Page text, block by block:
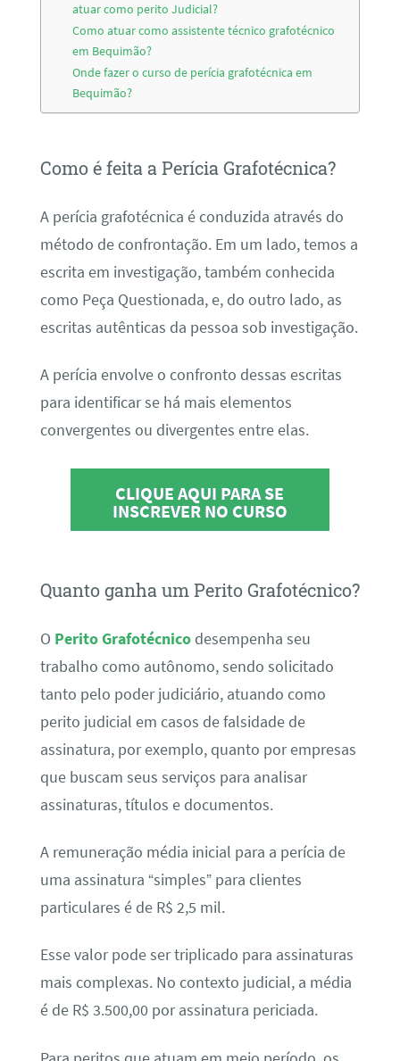
atuar como perito Judicial?
Como atuar como assistente técnico grafotécnico
em Bequimão?
Onde fazer o curso de perícia grafotécnica em
Bequimão?
Como é feita a Perícia Grafotécnica?
A perícia grafotécnica é conduzida através do
método de confrontação. Em um lado, temos a
escrita em investigação, também conhecida
como Peça Questionada, e, do outro lado, as
escritas autênticas da pessoa sob investigação.
A perícia envolve o confronto dessas escritas
para identificar se há mais elementos
convergentes ou divergentes entre elas.
CLIQUE AQUI PARA SE
INSCREVER NO CURSO
Quanto ganha um Perito Grafotécnico?
O Perito Grafotécnicodesempenha seu
trabalho como autônomo, sendo solicitado
tanto pelo poder judiciário, atuando como
perito judicial em casos de falsidade de
assinatura, por exemplo, quanto por empresas
que buscam seus serviços para analisar
assinaturas, títulos e documentos.
A remuneração média inicial para a perícia de
uma assinatura “simples” para clientes
particulares é de R$ 2,5 mil.
Esse valor pode ser triplicado para assinaturas
mais complexas. No contexto judicial, a média
é de R$ 3.500,00 por assinatura periciada.